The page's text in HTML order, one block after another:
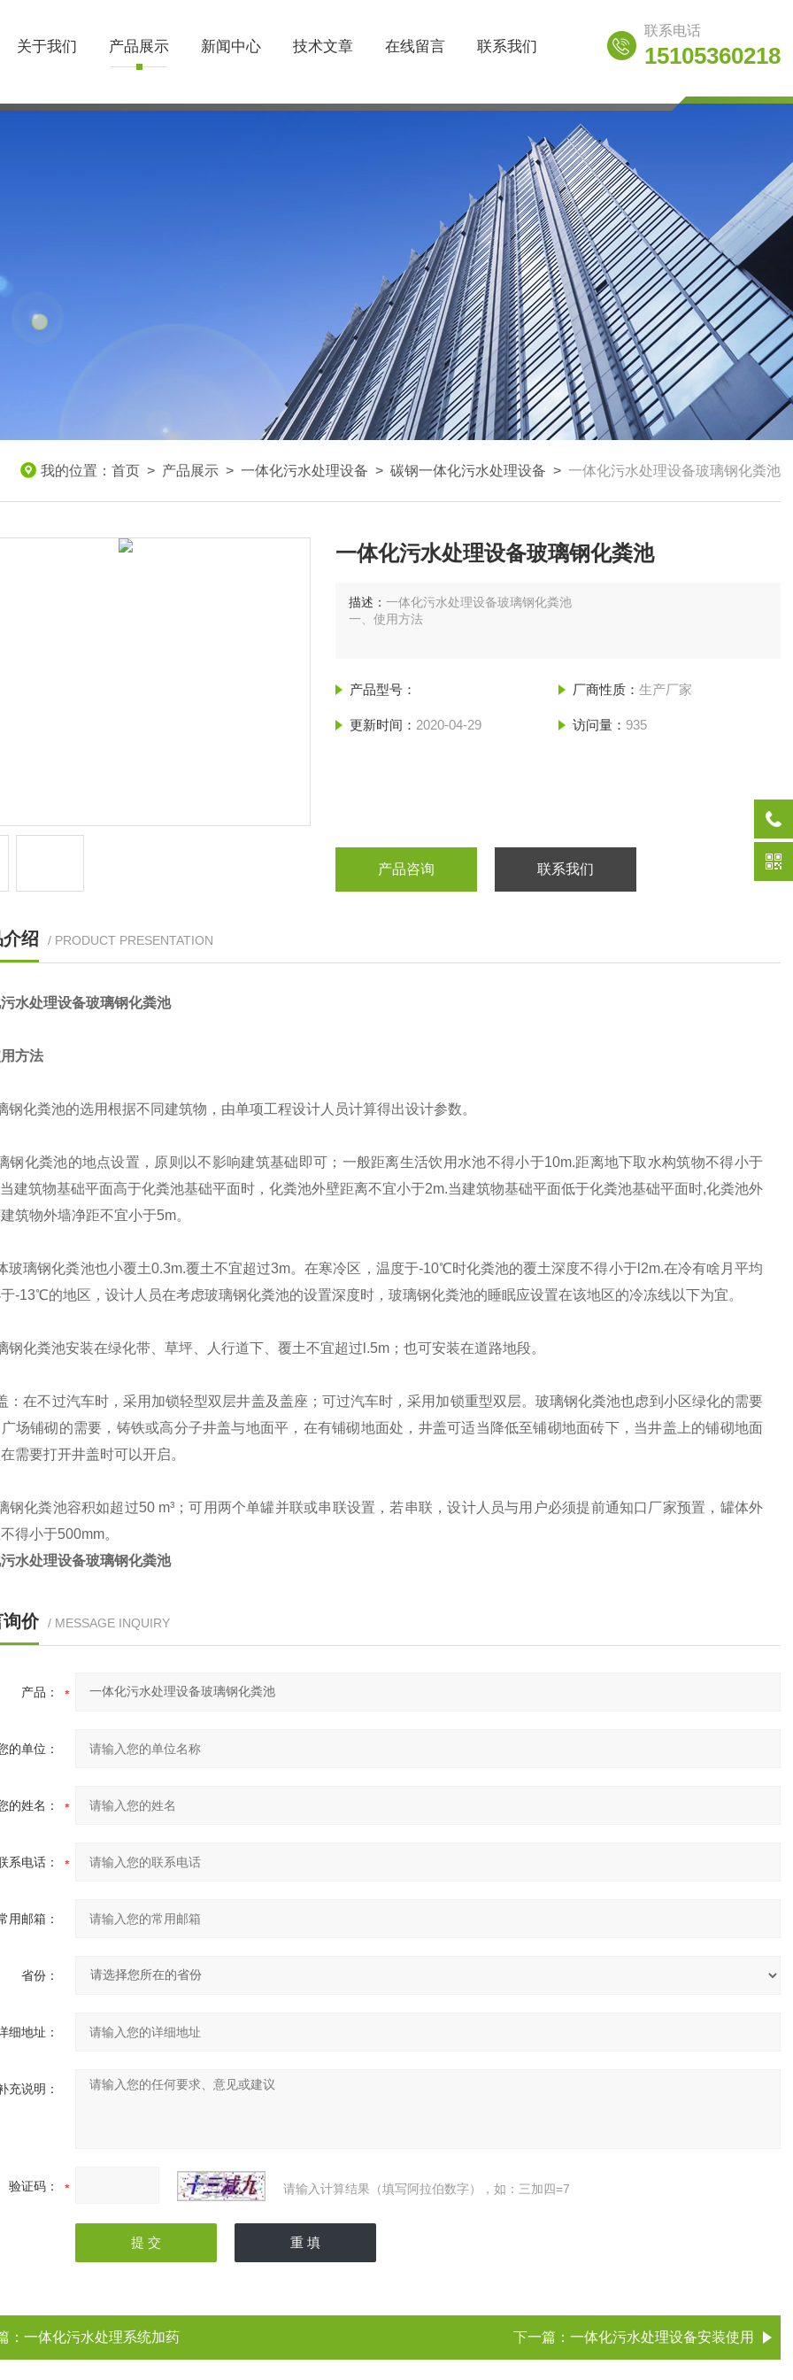
关于我们 产品展示 新闻中心 技术文章 在线留言 联系我们
联系电话
15105360218
我的位置： 首页 > 产品展示 > 一体化污水处理设备 > 碳钢一体化污水处理设备 > 一体化污水处理设备玻璃钢化粪池
一体化污水处理设备玻璃钢化粪池
描述：一体化污水处理设备玻璃钢化粪池
一、使用方法
参数。
2、玻璃钢化粪池的地点设置，原则以不影响建筑基础即可；一般距离生活饮
产品型号： 厂商性质： 生产厂家
更新时间： 2020-04-29 访问量： 935
产品咨询 联系我们
绍 / PRODUCT PRESENTATION
水处理设备玻璃钢化粪池
方法
钢化粪池的选用根据不同建筑物，由单项工程设计人员计算得出设计参数。
钢化粪池的地点设置，原则以不影响建筑基础即可；一般距离生活饮用水池不得小于10m.距离地下取水构筑物不得小于
建筑物基础平面高于化粪池基础平面时，化粪池外壁距离不宜小于2m.当建筑物基础平面低于化粪池基础平面时,化粪池外
筑物外墙净距不宜小于5m。
玻璃钢化粪池也小覆土0.3m.覆土不宜超过3m。在寒冷区，温度于-10℃时化粪池的覆土深度不得小于l2m.在冷有啥 月平均
-13℃的地区，设计人员在考虑玻璃钢化粪池的设置深度时，玻璃钢化粪池的睡眠应设置在该地区的冷冻线以下为宜。
钢化粪池安装在绿化带、草坪、人行道下、覆土不宜超过l.5m；也可安装在道路地段。
：在不过汽车时，采用加锁轻型双层井盖及盖座；可过汽车时，采用加锁重型双层。玻璃钢化粪池也虑到小区绿化的需要
场铺砌的需要，铸铁或高分子井盖与地面平，在有铺砌地面处，井盖可适当降低至铺砌地面砖下，当井盖上的铺砌地面
需要打开井盖时可以开启。
钢化粪池容积如超过50 m³；可用两个单罐并联或串联设置，若串联，设计人员与用户必须提前通知口厂家预置，罐体外
得小于500mm。
水处理设备玻璃钢化粪池
价 / MESSAGE INQUIRY
产品：
的单位：
的姓名：
系电话：
用邮箱：
省份：
细地址：
充说明：
验证码： 请输入计算结果（填写阿拉伯数字），如：三加四=7
： 一体化污水处理系统加药 下一篇： 一体化污水处理设备安装使用